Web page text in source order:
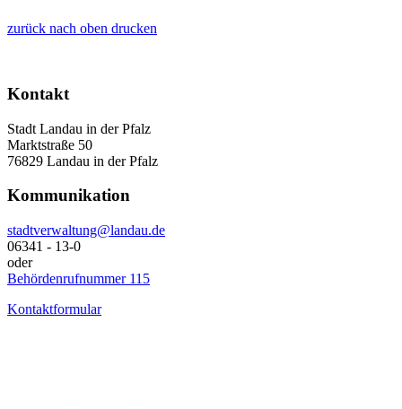
zurück nach oben drucken
Kontakt
Stadt Landau in der Pfalz
Marktstraße 50
76829 Landau in der Pfalz
Kommunikation
stadtverwaltung@landau.de
06341 - 13-0
oder
Behördenrufnummer 115
Kontaktformular